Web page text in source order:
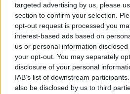
targeted advertising by us, please
section to confirm your selection.
opt-out request is processed you
interest-based ads based on
us or personal information
your opt-out. You may separately
disclosure of your personal
IAB’s list of downstream
also be disclosed by us to third